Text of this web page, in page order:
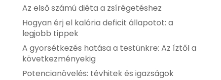
Az első számú diéta a zsírégetéshez
Hogyan érj el kalória deficit állapotot: a
legjobb tippek
A gyorsétkezés hatása a testünkre: Az íztől a
következményekig
Potencianövelés: tévhitek és igazságok